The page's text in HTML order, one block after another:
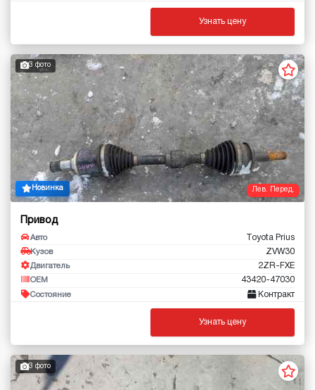
Узнать цену
Лев. Перед.
3 фото
Новинка
Привод
Авто Toyota Prius
Кузов ZVW30
Двигатель 2ZR-FXE
OEM 43420-47030
Состояние Контракт
Узнать цену
3 фото